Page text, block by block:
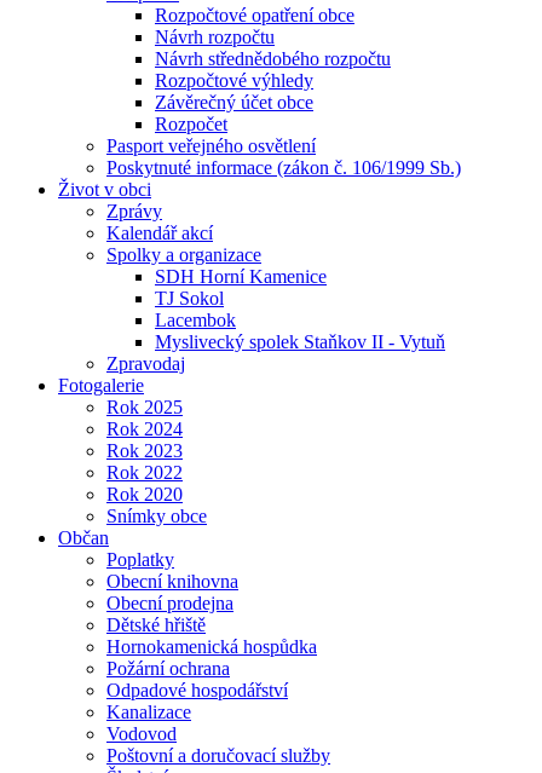
Rozpočtové opatření obce
Návrh rozpočtu
Návrh střednědobého rozpočtu
Rozpočtové výhledy
Závěrečný účet obce
Rozpočet
Pasport veřejného osvětlení
Poskytnuté informace (zákon č. 106/1999 Sb.)
Život v obci
Zprávy
Kalendář akcí
Spolky a organizace
SDH Horní Kamenice
TJ Sokol
Lacembok
Myslivecký spolek Staňkov II - Vytuň
Zpravodaj
Fotogalerie
Rok 2025
Rok 2024
Rok 2023
Rok 2022
Rok 2020
Snímky obce
Občan
Poplatky
Obecní knihovna
Obecní prodejna
Dětské hřiště
Hornokamenická hospůdka
Požární ochrana
Odpadové hospodářství
Kanalizace
Vodovod
Poštovní a doručovací služby